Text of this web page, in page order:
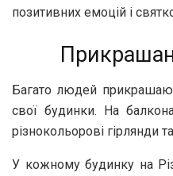
позитивних емоцій і
Багато людей
свої будинки. На
різнокольорові гірлянди
У кожному будинку на